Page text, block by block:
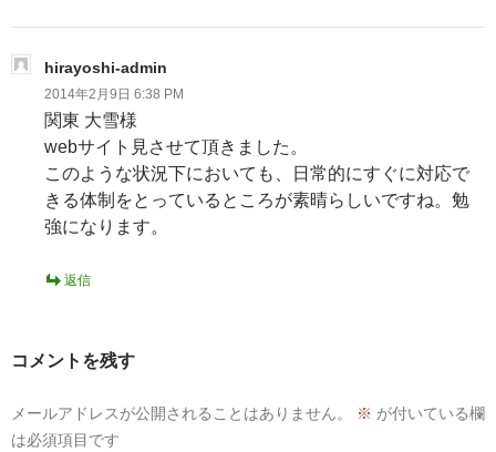
hirayoshi-admin
2014年2月9日 6:38 PM
関東 大雪様
webサイト見させて頂きました。
このような状況下においても、日常的にすぐに対応で
きる体制をとっているところが素晴らしいですね。勉
強になります。
返信
コメントを残す
メールアドレスが公開されることはありません。 ※ が付いている欄
は必須項目です